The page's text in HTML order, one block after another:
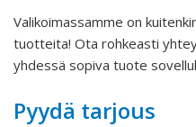
Valikoimassamme on
tuotteita! Ota rohkeasti
yhdessä sopiva tuote
Pyydä tarjous